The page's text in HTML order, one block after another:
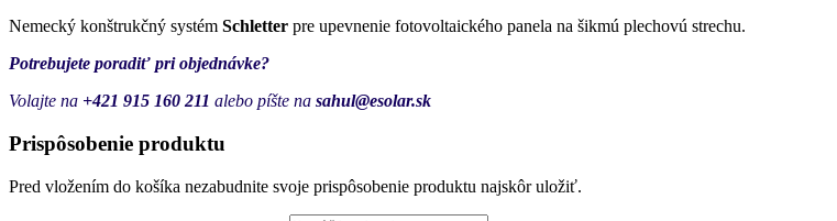
Nemecký konštrukčný systém Schletter pre upevnenie fotovoltaického panela na šikmú plechovú strechu.
Potrebujete poradiť pri objednávke?
Volajte na +421 915 160 211 alebo píšte na sahul@esolar.sk
Prispôsobenie produktu
Pred vložením do košíka nezabudnite svoje prispôsobenie produktu najskôr uložiť.